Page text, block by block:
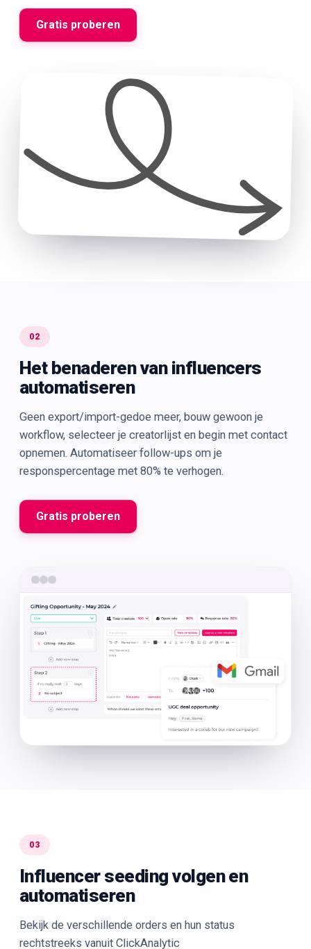
Gratis proberen
02
Het benaderen van influencers
automatiseren
Geen export/import-gedoe meer, bouw gewoon je
workflow, selecteer je creatorlijst en begin met contact
opnemen. Automatiseer follow-ups om je
responspercentage met 80% te verhogen.
Gratis proberen
03
Influencer seeding volgen en
automatiseren
Bekijk de verschillende orders en hun status
rechtstreeks vanuit ClickAnalytic